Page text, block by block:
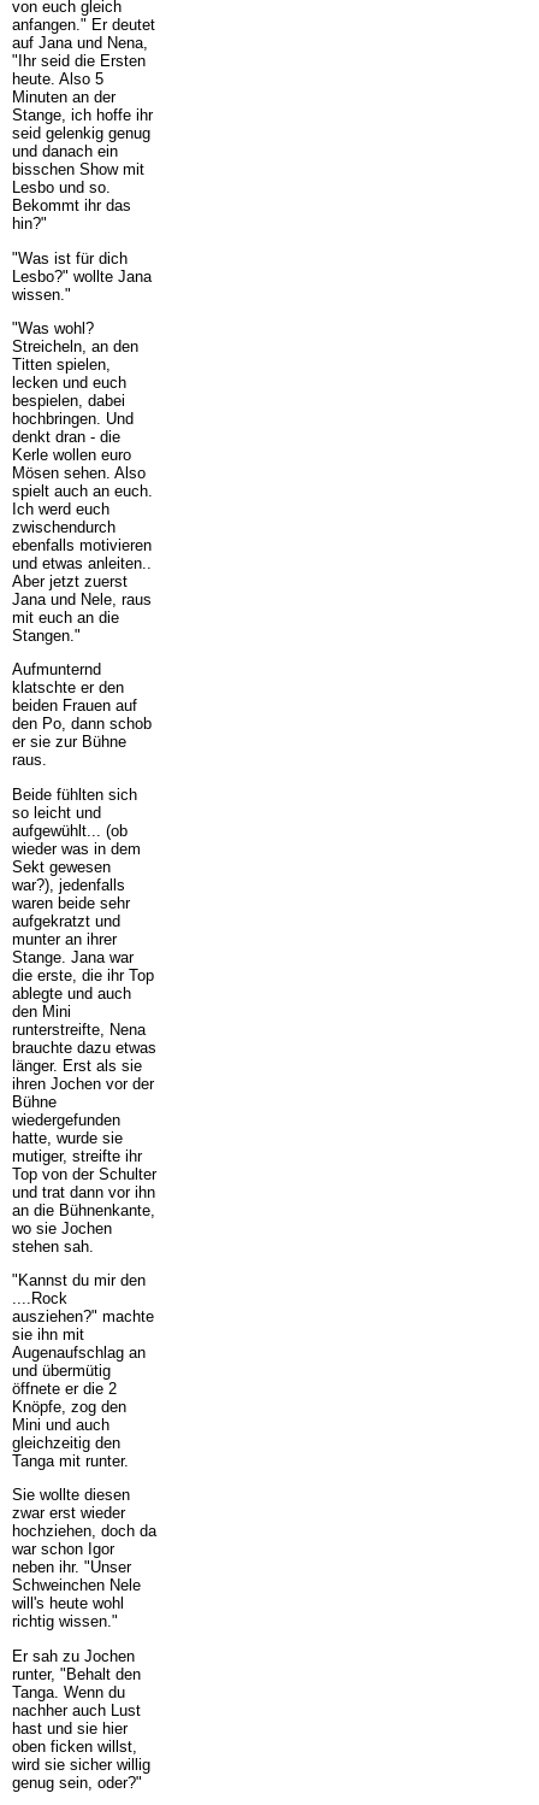
von euch gleich
anfangen." Er deutet
auf Jana und Nena,
"Ihr seid die Ersten
heute. Also 5
Minuten an der
Stange, ich hoffe ihr
seid gelenkig genug
und danach ein
bisschen Show mit
Lesbo und so.
Bekommt ihr das
hin?"
"Was ist für dich
Lesbo?" wollte Jana
wissen."
"Was wohl?
Streicheln, an den
Titten spielen,
lecken und euch
bespielen, dabei
hochbringen. Und
denkt dran - die
Kerle wollen euro
Mösen sehen. Also
spielt auch an euch.
Ich werd euch
zwischendurch
ebenfalls motivieren
und etwas anleiten..
Aber jetzt zuerst
Jana und Nele, raus
mit euch an die
Stangen."
Aufmunternd
klatschte er den
beiden Frauen auf
den Po, dann schob
er sie zur Bühne
raus.
Beide fühlten sich
so leicht und
aufgewühlt... (ob
wieder was in dem
Sekt gewesen
war?), jedenfalls
waren beide sehr
aufgekratzt und
munter an ihrer
Stange. Jana war
die erste, die ihr Top
ablegte und auch
den Mini
runterstreifte, Nena
brauchte dazu etwas
länger. Erst als sie
ihren Jochen vor der
Bühne
wiedergefunden
hatte, wurde sie
mutiger, streifte ihr
Top von der Schulter
und trat dann vor ihn
an die Bühnenkante,
wo sie Jochen
stehen sah.
"Kannst du mir den
....Rock
ausziehen?" machte
sie ihn mit
Augenaufschlag an
und übermütig
öffnete er die 2
Knöpfe, zog den
Mini und auch
gleichzeitig den
Tanga mit runter.
Sie wollte diesen
zwar erst wieder
hochziehen, doch da
war schon Igor
neben ihr. "Unser
Schweinchen Nele
will's heute wohl
richtig wissen."
Er sah zu Jochen
runter, "Behalt den
Tanga. Wenn du
nachher auch Lust
hast und sie hier
oben ficken willst,
wird sie sicher willig
genug sein, oder?"